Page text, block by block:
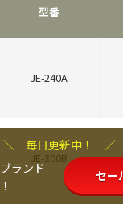
型番
JE-240A
JE-300B
＼ 毎日更新中！ ／
ランド
セー